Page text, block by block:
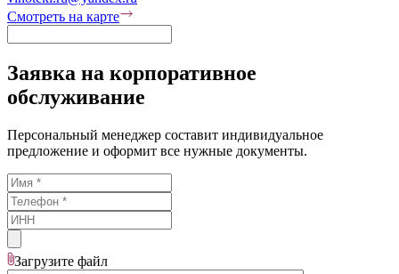
Смотреть на карте
Заявка на корпоративное
обслуживание
Персональный менеджер составит индивидуальное
предложение и оформит все нужные документы.
Загрузите файл